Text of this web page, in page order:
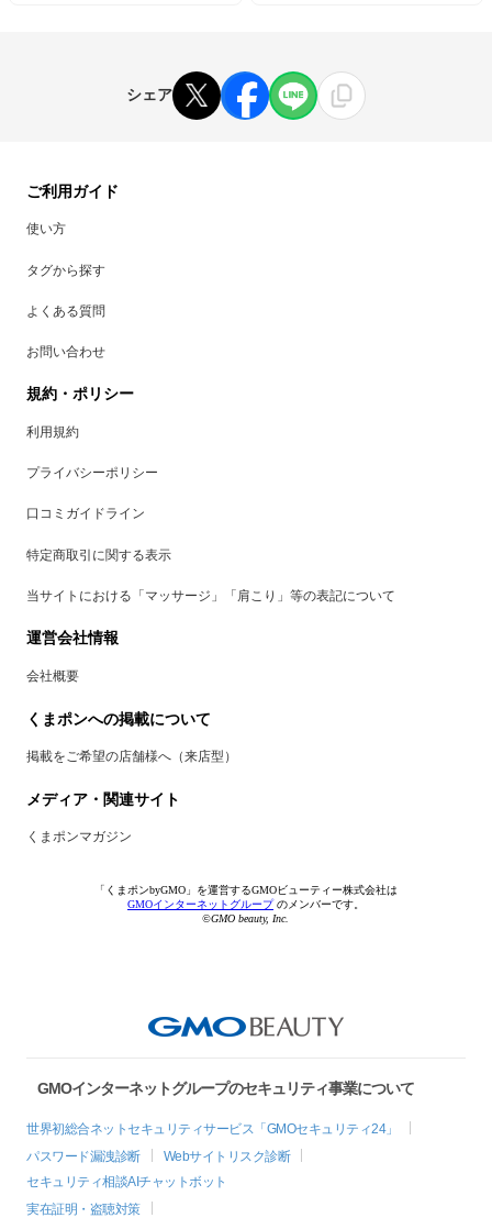
シェア
ご利用ガイド
使い方
タグから探す
よくある質問
お問い合わせ
規約・ポリシー
利用規約
プライバシーポリシー
口コミガイドライン
特定商取引に関する表示
当サイトにおける「マッサージ」「肩こり」等の表記について
運営会社情報
会社概要
くまポンへの掲載について
掲載をご希望の店舗様へ（来店型）
メディア・関連サイト
くまポンマガジン
「くまポンbyGMO」を運営するGMOビューティー株式会社は
GMOインターネットグループのメンバーです。
©GMO beauty, Inc.
GMOインターネットグループのセキュリティ事業について
世界初総合ネットセキュリティサービス「GMOセキュリティ24」
パスワード漏洩診断
Webサイトリスク診断
セキュリティ相談AIチャットボット
実在証明・盗聴対策